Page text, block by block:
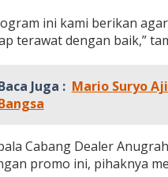
H
A
T
k
a
ini kami berikan
terawat dengan baik,”
Juga : Mario Suryo
Cabang Dealer
promo ini, pihaknya